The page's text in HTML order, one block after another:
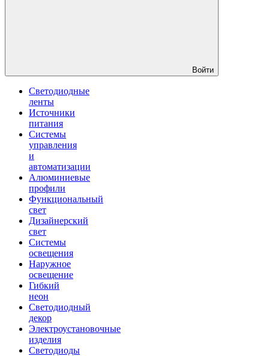
Войти
Светодиодные
ленты
Источники
питания
Системы
управления
и
автоматизации
Алюминиевые
профили
Функциональный
свет
Дизайнерский
свет
Системы
освещения
Наружное
освещение
Гибкий
неон
Светодиодный
декор
Электроустановочные
изделия
Светодиоды